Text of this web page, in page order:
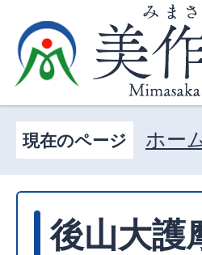
現在のページ ホー
後山大護